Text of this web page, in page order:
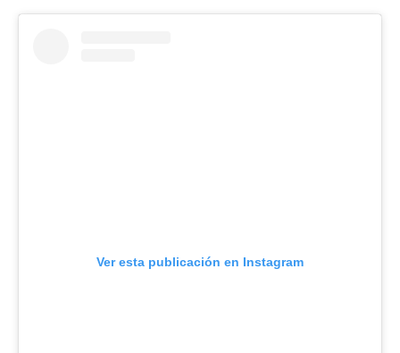
Ver esta publicación en Instagram